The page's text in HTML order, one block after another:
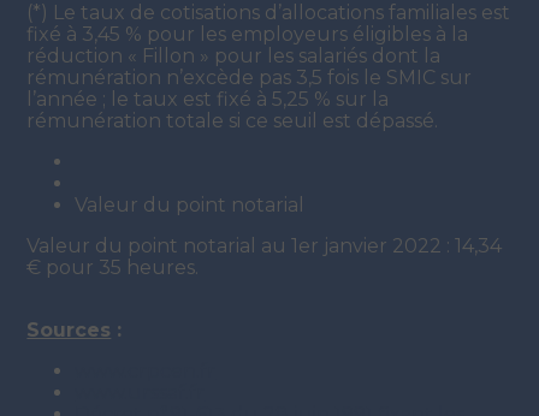
(*) Le taux de cotisations d’allocations familiales est
fixé à 3,45 % pour les employeurs éligibles à la
réduction « Fillon » pour les salariés dont la
rémunération n’excède pas 3,5 fois le SMIC sur
l’année ; le taux est fixé à 5,25 % sur la
rémunération totale si ce seuil est dépassé.
Valeur du point notarial
Valeur du point notarial au 1er janvier 2022 : 14,34
€ pour 35 heures.
Sources :